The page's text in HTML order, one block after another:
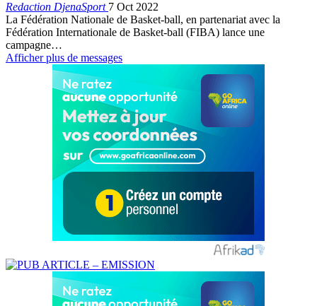
Redaction DjenaSport 7 Oct 2022
La Fédération Nationale de Basket-ball, en partenariat avec la
Fédération Internationale de Basket-ball (FIBA) lance une
campagne…
Afficher plus de messages